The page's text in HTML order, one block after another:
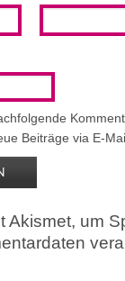
Beiträge via E-
Akismet, um